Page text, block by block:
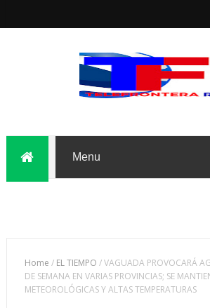
Home / EL TIEMPO /VAGUADA PROVOCARÁ
DE SEMANA EN VARIAS PROVINCIAS; SE
METEOROLÓGICAS Y ALTAS TEMPERATURAS